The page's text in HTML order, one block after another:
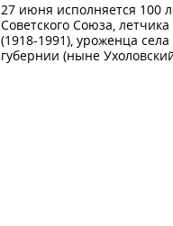
27 июня исполняется 100
Советского Союза,
(1918-1991), уроженца
губернии (ныне